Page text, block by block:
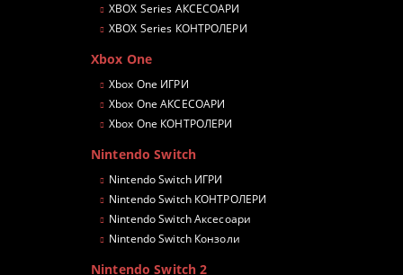
XBOX Series АКСЕСОАРИ
XBOX Series КОНТРОЛЕРИ
Xbox One
Xbox One ИГРИ
Xbox One АКСЕСОАРИ
Xbox One КОНТРОЛЕРИ
Nintendo Switch
Nintendo Switch ИГРИ
Nintendo Switch КОНТРОЛЕРИ
Nintendo Switch Аксесоари
Nintendo Switch Конзоли
Nintendo Switch 2